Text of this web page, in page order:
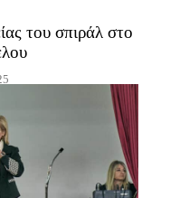
του σπιράλ στο